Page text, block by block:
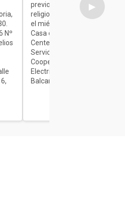
Nº
previo oficio religioso
religioso en sala velatoria,
el miércoles de 7 a 9.30.
Casa de duelo: Av.
Centenario Nº 1840.
Servicios de Sepelios de la
Cooperativa de
Electricidad «General
Balcarce» Limitada.
▶